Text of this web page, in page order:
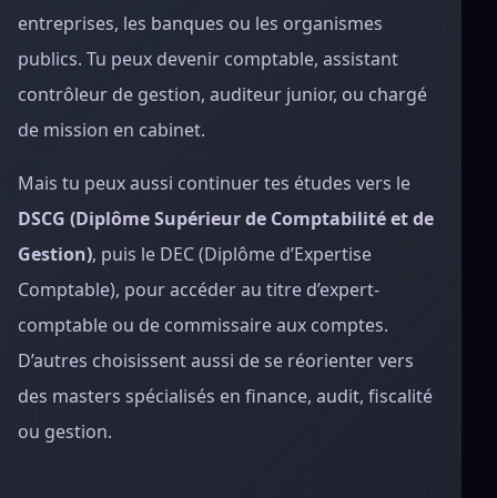
entreprises, les banques ou les organismes
publics. Tu peux devenir comptable, assistant
contrôleur de gestion, auditeur junior, ou chargé
de mission en cabinet.
Mais tu peux aussi continuer tes études vers le
DSCG (Diplôme Supérieur de Comptabilité et de
Gestion), puis le DEC (Diplôme d’Expertise
Comptable), pour accéder au titre d’expert-
comptable ou de commissaire aux comptes.
D’autres choisissent aussi de se réorienter vers
des masters spécialisés en finance, audit, fiscalité
ou gestion.